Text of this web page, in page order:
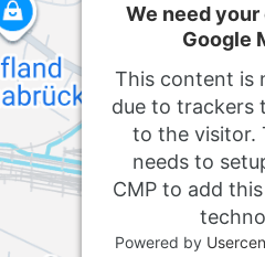
We need
Google
This content is
due to trackers
to the visitor.
needs to
CMP to add
Powered by